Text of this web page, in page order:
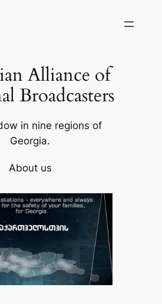
Alliance of
Broadcasters
in nine regions of
Georgia.
About us